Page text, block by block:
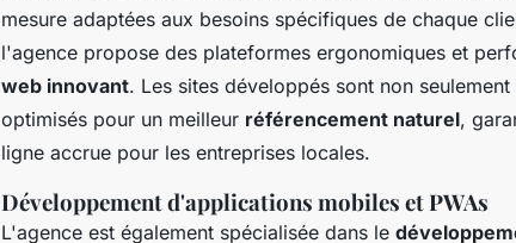
mesure adaptées aux besoins spécifiques de chaque
l'agence propose des plateformes ergonomiques et
web innovant. Les sites développés sont non
optimisés pour un meilleur référencement naturel,
ligne accrue pour les entreprises locales.
Développement d'applications mobiles et PWAs
L'agence est également spécialisée dans le